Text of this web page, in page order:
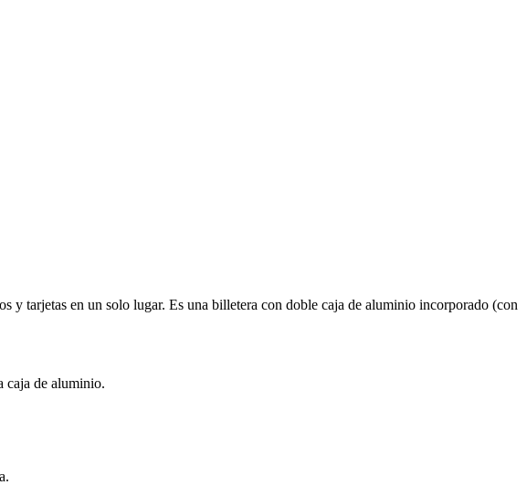
tarjetas en un solo lugar. Es una billetera con doble caja de aluminio incorporado (con
caja de aluminio.